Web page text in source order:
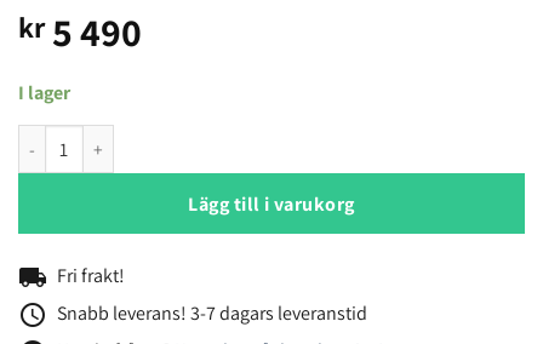
kr5 490
I lager
Frigelux D115NV kylskåp mängd
Lägg till i varukorg
local_shipping Fri frakt!
access_time Snabb leverans! 3-7 dagars leveranstid